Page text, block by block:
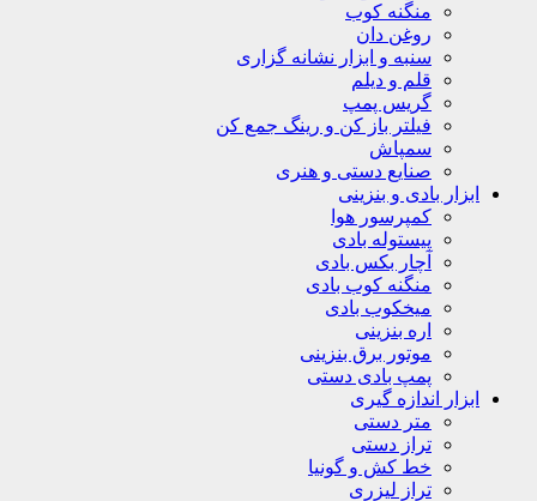
منگنه کوب
روغن دان
سنبه و ابزار نشانه گزاری
قلم و دیلم
گریس پمپ
فیلتر باز کن و رینگ جمع کن
سمپاش
صنایع دستی و هنری
ابزار بادی و بنزینی
کمپرسور هوا
پیستوله بادی
آچار بکس بادی
منگنه کوب بادی
میخکوب بادی
اره بنزینی
موتور برق بنزینی
پمپ بادی دستی
ابزار اندازه گیری
متر دستی
تراز دستی
خط کش و گونیا
تراز لیزری